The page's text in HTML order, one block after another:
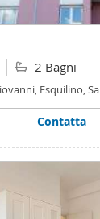
2 Bagni
Esquilino,
Contatta